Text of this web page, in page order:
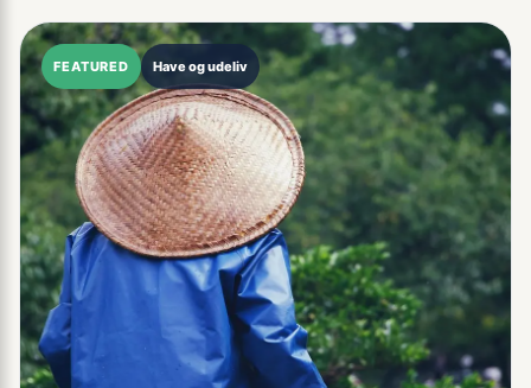
FEATURED Have og udeliv